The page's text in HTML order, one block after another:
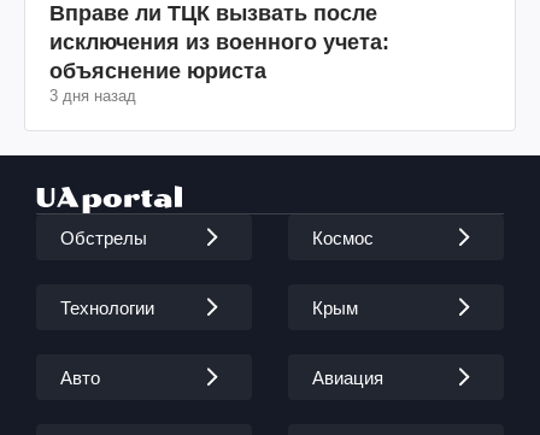
Вправе ли ТЦК вызвать после
исключения из военного учета:
объяснение юриста
3 дня назад
Обстрелы Космос
Технологии Крым
Авто Авиация